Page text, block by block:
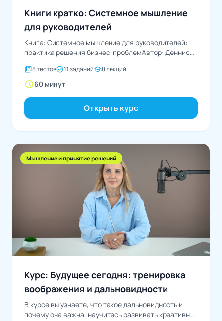
Книги кратко: Системное мышление
для руководителей
Книга: Системное мышление для руководителей:
практика решения бизнес-проблемАвтор: Деннис
quiz8 тестовtask_alt11 заданийschool8 лекций
schedule60 минут
Открыть курс
Мышление и принятие решений
Курс: Будущее сегодня: тренировка
воображения и дальновидности
В курсе вы узнаете, что такое дальновидность и
почему она важна, научитесь развивать креативное